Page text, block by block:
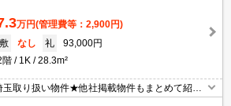
万円(管理費等：2,900円)
敷
なし 礼
93,000円
階
1K 28.3m²
玉取り扱い物件★他社掲載物件もまとめて紹介
での面談＆見学も対応